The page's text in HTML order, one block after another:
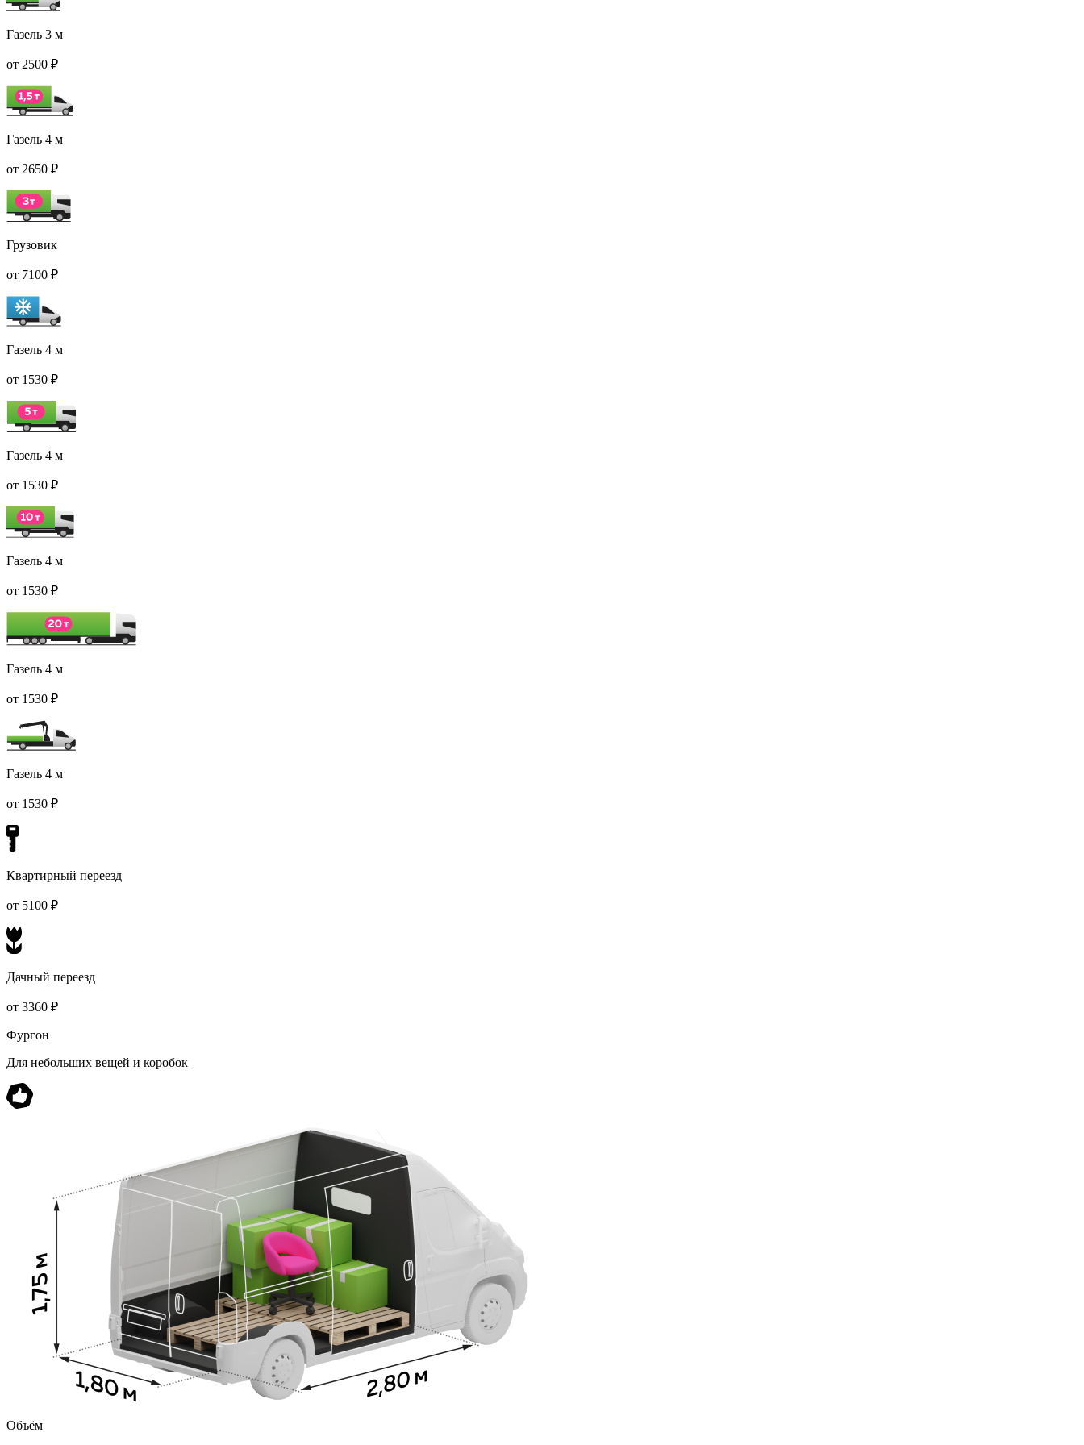
Газель 3 м
от 2500 ₽
Газель 4 м
от 2650 ₽
Грузовик
от 7100 ₽
Газель 4 м
от 1530 ₽
Газель 4 м
от 1530 ₽
Газель 4 м
от 1530 ₽
Газель 4 м
от 1530 ₽
Газель 4 м
от 1530 ₽
Квартирный переезд
от 5100 ₽
Дачный переезд
от 3360 ₽
Фургон
Для небольших вещей и коробок
Объём